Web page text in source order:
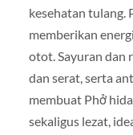
kesehatan tulang.
memberikan
otot. Sayuran dan
dan serat, serta
membuat Phở
sekaligus lezat,